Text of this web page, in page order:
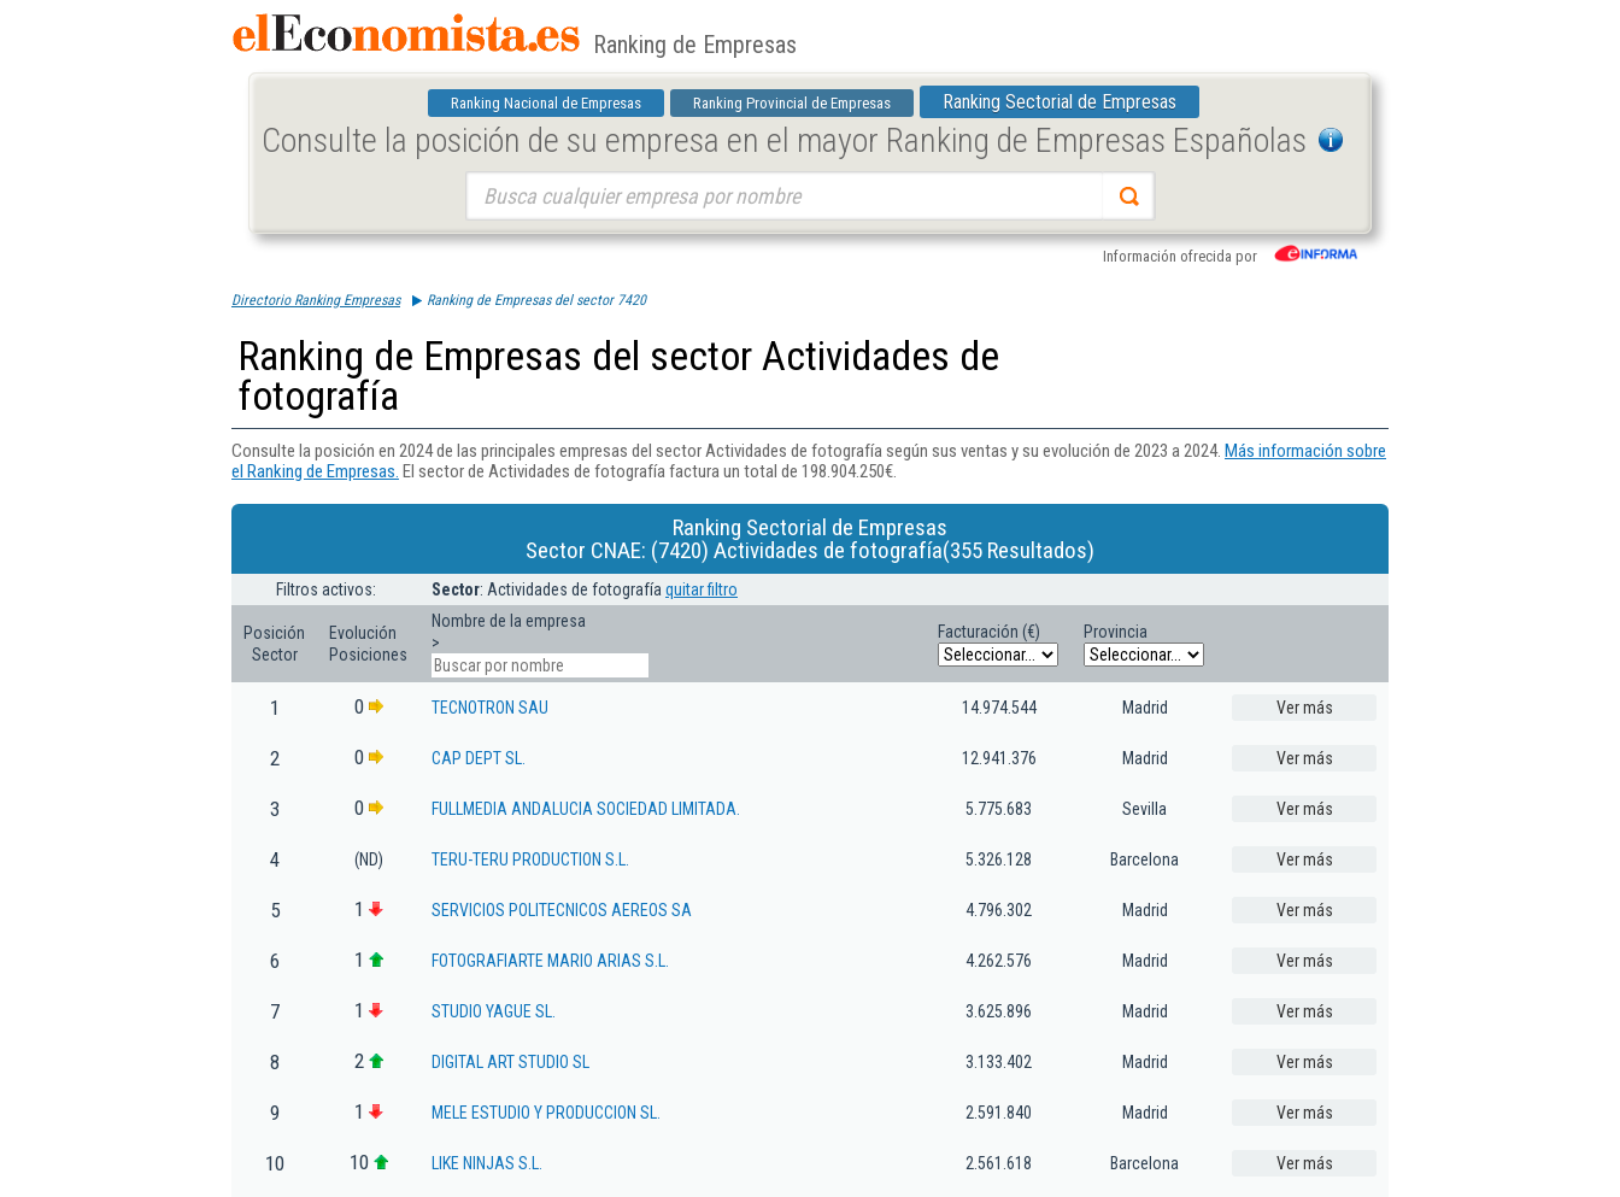
Ranking de Empresas
Ranking Nacional de Empresas Ranking Provincial de Empresas Ranking Sectorial de Empresas
Consulte la posición de su empresa en el mayor Ranking de Empresas Españolas
Información ofrecida por
Directorio Ranking Empresas Ranking de Empresas del sector 7420
Ranking de Empresas del sector Actividades de
fotografía
Consulte la posición en 2024 de las principales empresas del sector Actividades de fotografía según sus ventas y su evolución de 2023 a 2024. Más información sobre
el Ranking de Empresas. El sector de Actividades de fotografía factura un total de 198.904.250€.
Ranking Sectorial de Empresas
Sector CNAE: (7420) Actividades de fotografía(355 Resultados)
Filtros activos: Sector: Actividades de fotografía quitar filtro
Posición
Sector
Evolución
Posiciones
Nombre de la empresa
>
Facturación (€) Provincia
1 0 TECNOTRON SAU 14.974.544 Madrid Ver más
2 0 CAP DEPT SL. 12.941.376 Madrid Ver más
3 0 FULLMEDIA ANDALUCIA SOCIEDAD LIMITADA. 5.775.683 Sevilla Ver más
4 (ND) TERU-TERU PRODUCTION S.L. 5.326.128 Barcelona Ver más
5 1 SERVICIOS POLITECNICOS AEREOS SA 4.796.302 Madrid Ver más
6 1 FOTOGRAFIARTE MARIO ARIAS S.L. 4.262.576 Madrid Ver más
7 1 STUDIO YAGUE SL. 3.625.896 Madrid Ver más
8 2 DIGITAL ART STUDIO SL 3.133.402 Madrid Ver más
9 1 MELE ESTUDIO Y PRODUCCION SL. 2.591.840 Madrid Ver más
10 10 LIKE NINJAS S.L. 2.561.618 Barcelona Ver más